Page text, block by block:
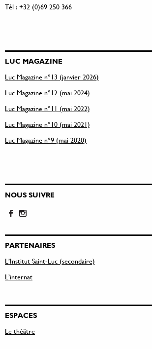
Tél : +32 (0)69 250 366
LUC MAGAZINE
Luc Magazine n°13 (janvier 2026)
Luc Magazine n°12 (mai 2024)
Luc Magazine n°11 (mai 2022)
Luc Magazine n°10 (mai 2021)
Luc Magazine n°9 (mai 2020)
NOUS SUIVRE
PARTENAIRES
L’Institut Saint-Luc (secondaire)
L’internat
ESPACES
Le théâtre